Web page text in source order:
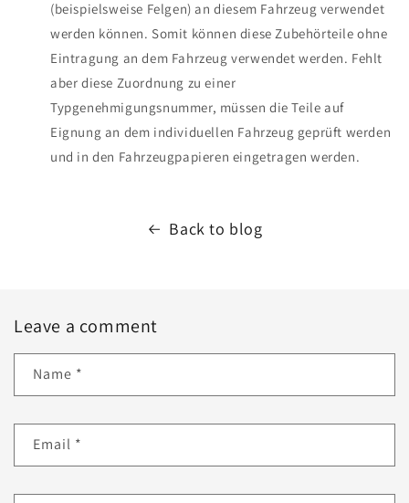
(beispielsweise Felgen) an diesem Fahrzeug verwendet
werden können. Somit können diese Zubehörteile ohne
Eintragung an dem Fahrzeug verwendet werden. Fehlt
aber diese Zuordnung zu einer
Typgenehmigungsnummer, müssen die Teile auf
Eignung an dem individuellen Fahrzeug geprüft werden
und in den Fahrzeugpapieren eingetragen werden.
Back to blog
Leave a comment
Name *
Email *